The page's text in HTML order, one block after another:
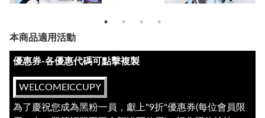
本商品適用活動
優惠券-各優惠代碼可點擊複製
WELCOMEICCUPY
為了慶祝您成為黑粉一員，獻上"9折"優惠券(每位會員限